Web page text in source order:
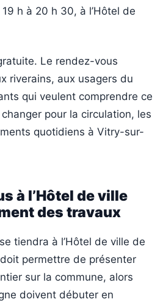
h à 20 h 30, à l’Hôtel de
Le rendez-vous
riverains, aux usagers du
qui veulent comprendre ce
pour la circulation, les
quotidiens à Vitry-sur-
à l’Hôtel de ville
des travaux
tiendra à l’Hôtel de ville de
permettre de présenter
sur la commune, alors
doivent débuter en